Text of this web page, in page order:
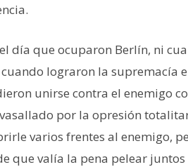
día que ocuparon Berlín, ni
lograron la supremacía
unirse contra el enemigo
por la opresión
varios frentes al enemigo,
que valía la pena pelear